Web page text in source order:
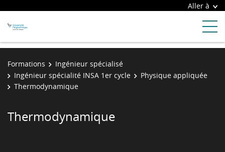
Aller à
Formations
Ingénieur spécialisé
Ingénieur spécialité INSA 1er cycle
Physique appliquée
Thermodynamique
Thermodynamique